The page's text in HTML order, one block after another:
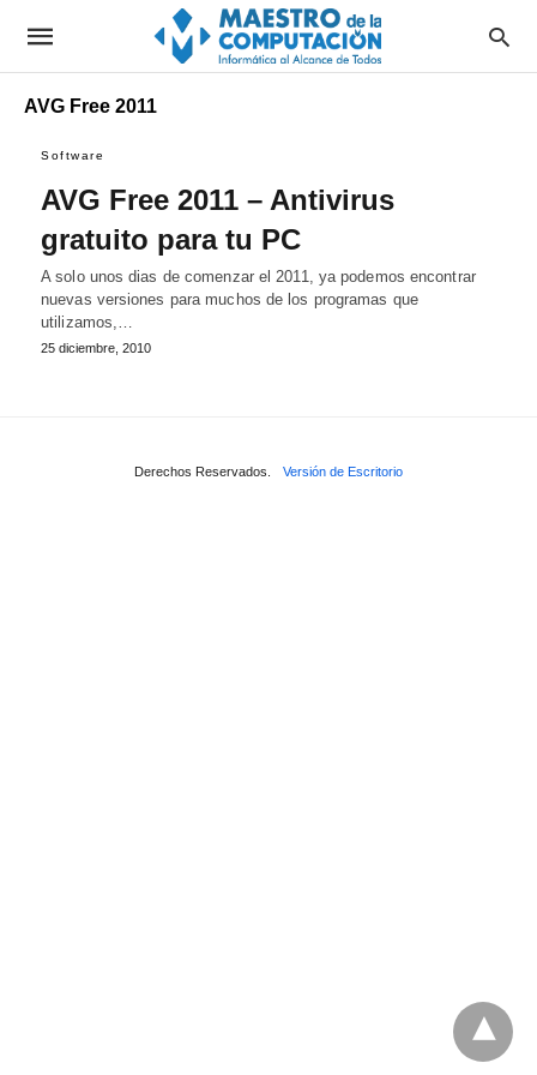
AVG Free 2011
Software
AVG Free 2011 – Antivirus
gratuito para tu PC
A solo unos dias de comenzar el 2011, ya podemos encontrar
nuevas versiones para muchos de los programas que
utilizamos,…
25 diciembre, 2010
Derechos Reservados. Versión de Escritorio